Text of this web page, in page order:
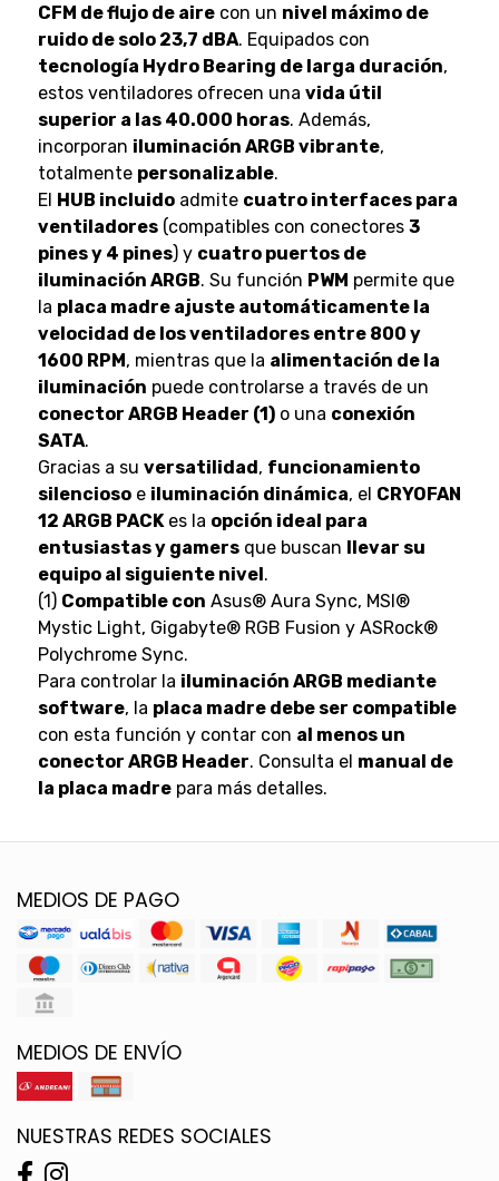
CFM de flujo de airecon un nivel máximo de
ruido de solo 23,7 dBA. Equipados con
tecnología Hydro Bearing de larga duración,
estos ventiladores ofrecen una vida útil
superior a las 40.000 horas. Además,
incorporan iluminación ARGB vibrante,
totalmente personalizable.
El HUB incluidoadmite cuatro interfaces para
ventiladores(compatibles con conectores 3
pines y 4 pines) y cuatro puertos de
iluminación ARGB. Su función PWM permite que
la placa madre ajuste automáticamente la
velocidad de los ventiladores entre 800 y
1600 RPM, mientras que la alimentación de la
iluminación puede controlarse a través de un
conector ARGB Header (1)o una conexión
SATA.
Gracias a su versatilidad, funcionamiento
silenciosoe iluminación dinámica, el CRYOFAN
12 ARGB PACKes la opción ideal para
entusiastas y gamersque buscan llevar su
equipo al siguiente nivel.
(1) Compatible con Asus® Aura Sync, MSI®
Mystic Light, Gigabyte® RGB Fusion y ASRock®
Polychrome Sync.
Para controlar la iluminación ARGB mediante
software, la placa madre debe ser compatible
con esta función y contar con al menos un
conector ARGB Header. Consulta el manual de
la placa madrepara más detalles.
MEDIOS DE PAGO
MEDIOS DE ENVÍO
NUESTRAS REDES SOCIALES